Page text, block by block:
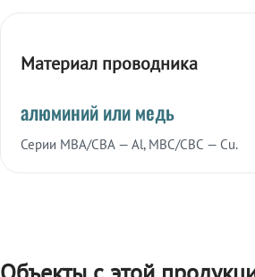
Материал проводника
алюминий или медь
Серии МВА/СВА — Al, МВС/СВС — Cu.